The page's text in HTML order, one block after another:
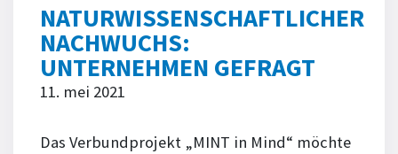
NATURWISSENSCHAFTLICHER
NACHWUCHS:
UNTERNEHMEN GEFRAGT
11. mei 2021
Das Verbundprojekt „MINT in Mind“ möchte